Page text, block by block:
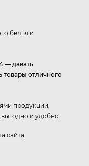
белья и
— давать
товары отличного
продукции,
и удобно.
сайта